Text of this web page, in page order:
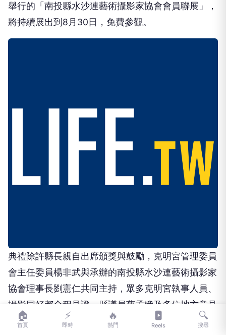
舉行的「南投縣水沙連藝術攝影家協會會員聯展」，
將持續展出到8月30日，免費參觀。
典禮除許縣長親自出席頒獎與鼓勵，克明宮管理委員
會主任委員楊非武與承辦的南投縣水沙連藝術攝影家
協會理事長劉憲仁共同主持，眾多克明宮執事人員、
攝影同好都全程見證，縣議員蔡孟娥及多位地方意見
領袖也到場共襄盛舉。
🏠
首頁
⚡
即時
🔥
熱門 Reels
🔍
搜尋